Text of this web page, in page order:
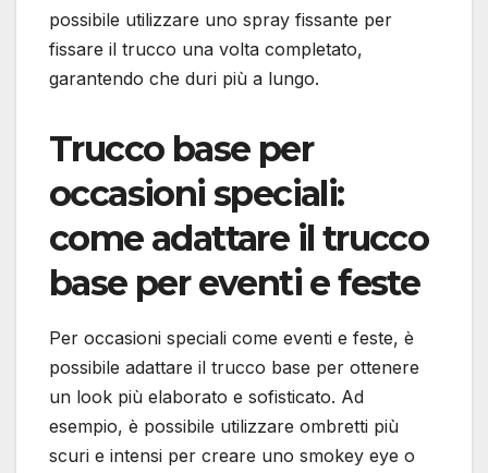
possibile utilizzare uno spray fissante per
fissare il trucco una volta completato,
garantendo che duri più a lungo.
Trucco base per
occasioni speciali:
come adattare il trucco
base per eventi e feste
Per occasioni speciali come eventi e feste, è
possibile adattare il trucco base per ottenere
un look più elaborato e sofisticato. Ad
esempio, è possibile utilizzare ombretti più
scuri e intensi per creare uno smokey eye o